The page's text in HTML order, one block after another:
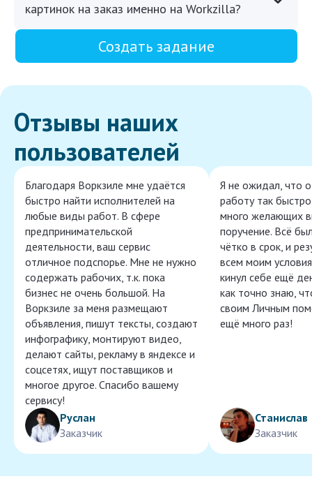
картинок на заказ именно на Workzilla?
Создать задание
Отзывы наших
пользователей
Благодаря Воркзиле мне удаётся
быстро найти исполнителей на
любые виды работ. В сфере
предпринимательской
деятельности, ваш сервис
отличное подспорье. Мне не нужно
содержать рабочих, т.к. пока
бизнес не очень большой. На
Воркзиле за меня размещают
объявления, пишут тексты, создают
инфографику, монтируют видео,
делают сайты, рекламу в яндексе и
соцсетях, ищут поставщиков и
многое другое. Спасибо вашему
сервису!
Руслан
Заказчик
Я не ожидал, что
работу так
много желающих
поручение. Всё
чётко в срок, и
всем моим
кинул себе ещё
как точно знаю,
своим Личным
ещё много раз!
Станислав
Заказчик